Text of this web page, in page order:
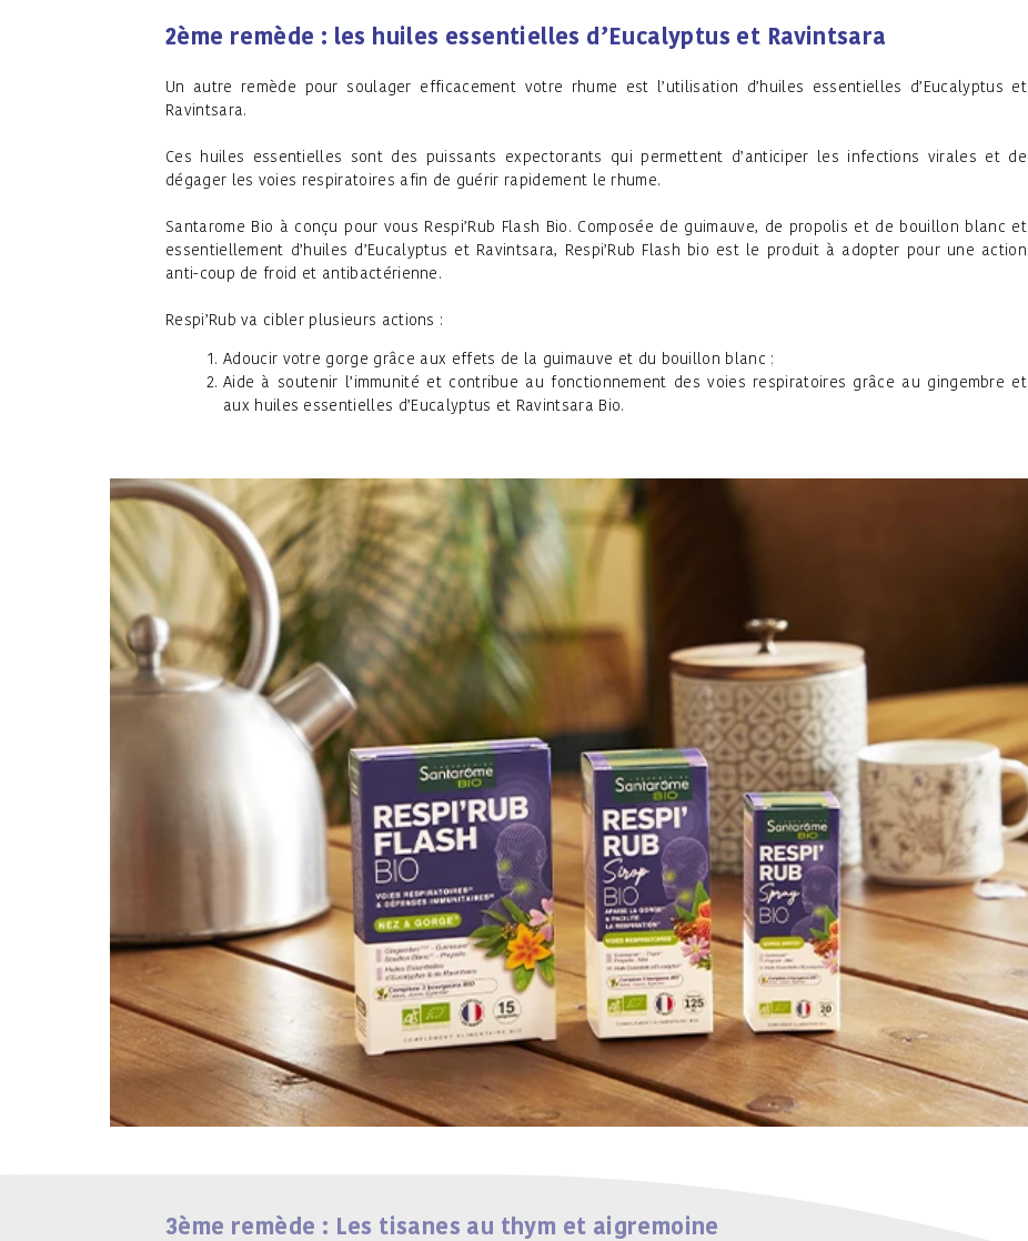
2ème remède : les huiles essentielles d’Eucalyptus et Ravintsara
Un autre remède pour soulager efficacement votre rhume est l’utilisation d’huiles essentielles d’Eucalyptus et
Ravintsara.
Ces huiles essentielles sont des puissants expectorants qui permettent d’anticiper les infections virales et de
dégager les voies respiratoires afin de guérir rapidement le rhume.
Santarome Bio à conçu pour vous Respi’Rub Flash Bio. Composée de guimauve, de propolis et de bouillon blanc et
essentiellement d’huiles d’Eucalyptus et Ravintsara, Respi’Rub Flash bio est le produit à adopter pour une action
anti-coup de froid et antibactérienne.
Respi’Rub va cibler plusieurs actions :
Adoucir votre gorge grâce aux effets de la guimauve et du bouillon blanc ;
Aide à soutenir l’immunité et contribue au fonctionnement des voies respiratoires grâce au gingembre et
aux huiles essentielles d’Eucalyptus et Ravintsara Bio.
3ème remède : Les tisanes au thym et aigremoine